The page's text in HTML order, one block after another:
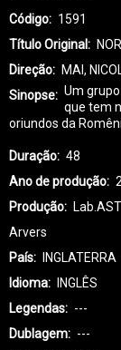
Código
1591
Título Original
Direção
MAI,
Sinopse
Um
que tem
oriundos da
Duração
48
Ano de produção
Produção
Arvers
País
INGLATERRA
Idioma
INGLÊS
Legendas
---
Dublagem
---